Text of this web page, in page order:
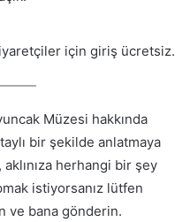
için giriş ücretsiz.
Müzesi hakkında
bir şekilde anlatmaya
aklınıza herhangi bir şey
istiyorsanız lütfen
ve bana gönderin.